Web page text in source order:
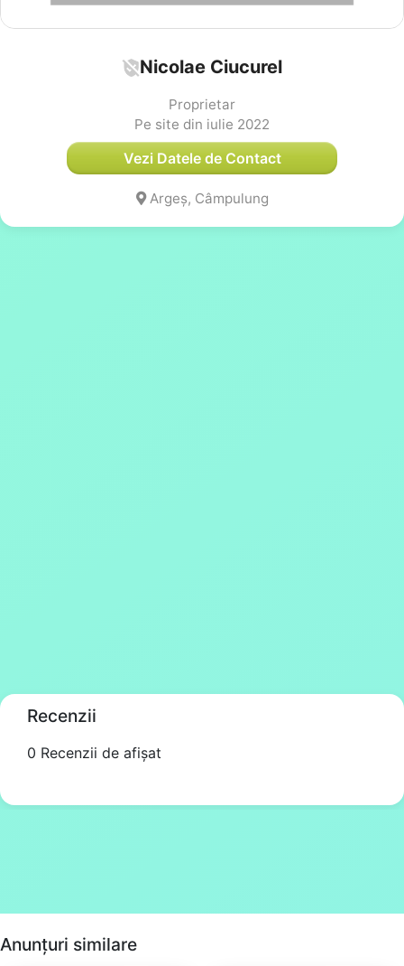
Nicolae Ciucurel
Proprietar
Pe site din iulie 2022
Vezi Datele de Contact
Argeș, Câmpulung
Recenzii
0 Recenzii de afișat
Anunțuri similare